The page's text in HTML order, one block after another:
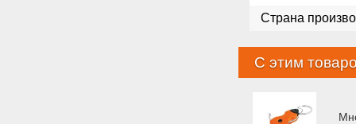
Страна
С этим